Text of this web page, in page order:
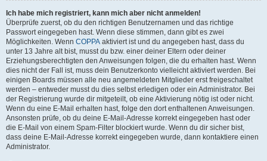
Ich habe mich registriert, kann mich aber nicht anmelden!
Überprüfe zuerst, ob du den richtigen Benutzernamen und das richtige
Passwort eingegeben hast. Wenn diese stimmen, dann gibt es zwei
Möglichkeiten. Wenn COPPA aktiviert ist und du angegeben hast, dass du
unter 13 Jahre alt bist, musst du bzw. einer deiner Eltern oder deiner
Erziehungsberechtigten den Anweisungen folgen, die du erhalten hast. Wenn
dies nicht der Fall ist, muss dein Benutzerkonto vielleicht aktiviert werden. Bei
einigen Boards müssen alle neu angemeldeten Mitglieder erst freigeschaltet
werden – entweder musst du dies selbst erledigen oder ein Administrator. Bei
der Registrierung wurde dir mitgeteilt, ob eine Aktivierung nötig ist oder nicht.
Wenn du eine E-Mail erhalten hast, folge den dort enthaltenen Anweisungen.
Ansonsten prüfe, ob du deine E-Mail-Adresse korrekt eingegeben hast oder
die E-Mail von einem Spam-Filter blockiert wurde. Wenn du dir sicher bist,
dass deine E-Mail-Adresse korrekt eingegeben wurde, dann kontaktiere einen
Administrator.